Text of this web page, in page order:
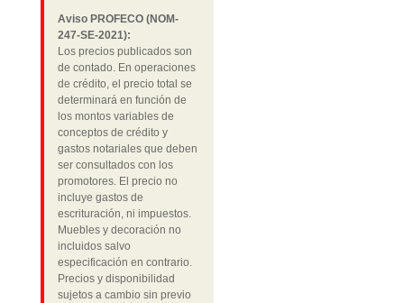
Aviso PROFECO (NOM-
247-SE-2021):
Los precios publicados son
de contado. En operaciones
de crédito, el precio total se
determinará en función de
los montos variables de
conceptos de crédito y
gastos notariales que deben
ser consultados con los
promotores. El precio no
incluye gastos de
escrituración, ni impuestos.
Muebles y decoración no
incluidos salvo
especificación en contrario.
Precios y disponibilidad
sujetos a cambio sin previo